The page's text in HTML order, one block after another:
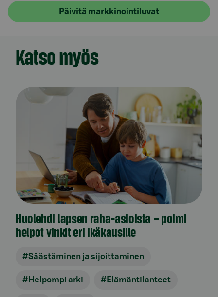
Päivitä markkinointiluvat
Katso myös
Huolehdi lapsen raha-asioista – poimi
helpot vinkit eri ikäkausille
#Säästäminen ja sijoittaminen
#Helpompi arki #Elämäntilanteet